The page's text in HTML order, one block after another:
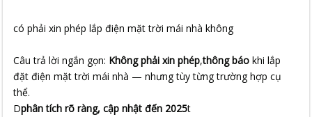
BẠN
NÓI:
có phải xin phép lắp điện mặt trời mái nhà không
Write
For
Me
đã
Câu trả lời ngắn gọn: Không phải xin phép,thông báo khi lắp
đặt điện mặt trời mái nhà — nhưng tùy từng trường hợp cụ
thể.
Dphân tích rõ ràng, cập nhật đến 2025t